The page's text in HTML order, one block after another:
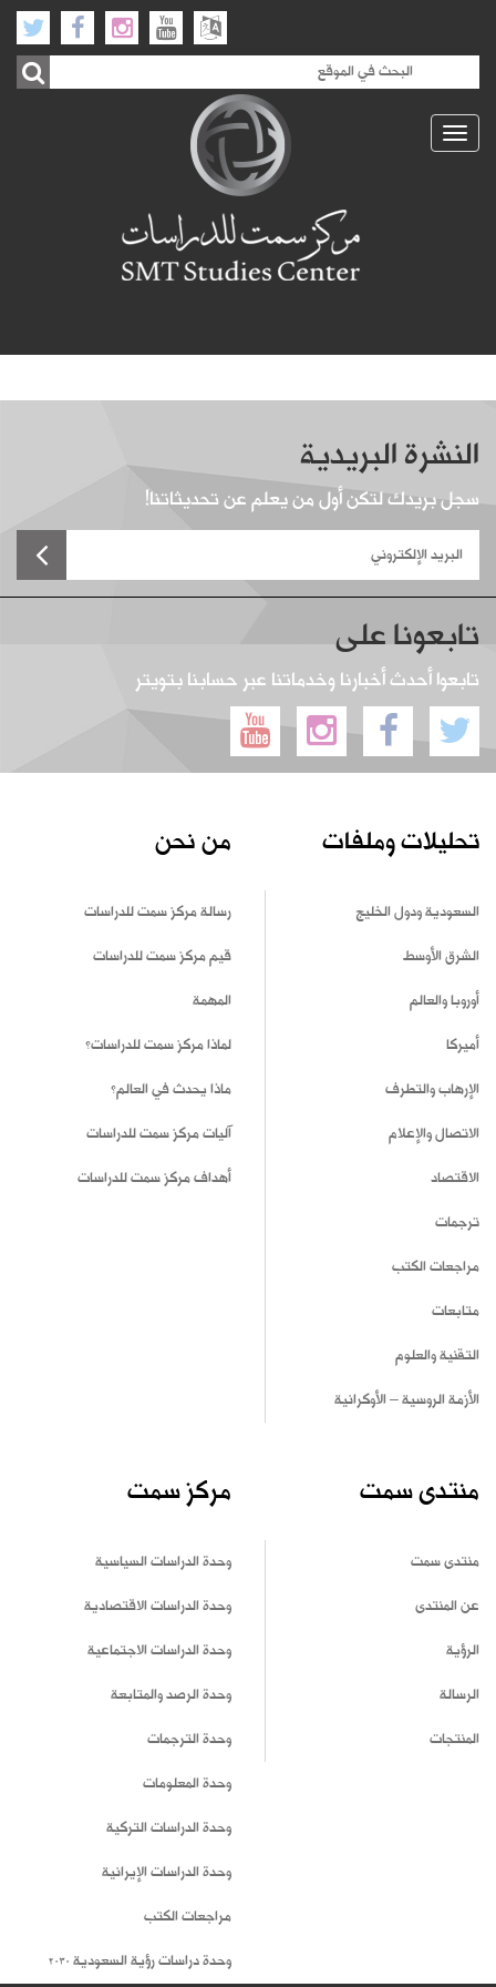
Toggle
navigation
النشرة البريدية
سجل بريدك لتكن أول من يعلم عن تحديثاتنا!
تابعونا على
تابعوا أحدث أخبارنا وخدماتنا عبر حسابنا بتويتر
تحليلات وملفات
السعودية ودول الخليج
الشرق الأوسط
أوروبا والعالم
أميركا
الإرهاب والتطرف
الاتصال والإعلام
الاقتصاد
ترجمات
مراجعات الكتب
متابعات
التقنية والعلوم
الأزمة الروسية – الأوكرانية
من نحن
رسالة مركز سمت للدراسات
قيم مركز سمت للدراسات
المهمة
لماذا مركز سمت للدراسات؟
ماذا يحدث في العالم؟
آليات مركز سمت للدراسات
أهداف مركز سمت للدراسات
منتدى سمت
منتدى سمت
عن المنتدى
الرؤية
الرسالة
المنتجات
مركز سمت
وحدة الدراسات السياسية
وحدة الدراسات الاقتصادية
وحدة الدراسات الاجتماعية
وحدة الرصد والمتابعة
وحدة الترجمات
وحدة المعلومات
وحدة الدراسات التركية
وحدة الدراسات الإيرانية
مراجعات الكتب
وحدة دراسات رؤية السعودية 2030